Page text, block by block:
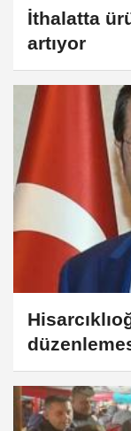
İthalatta
artıyor